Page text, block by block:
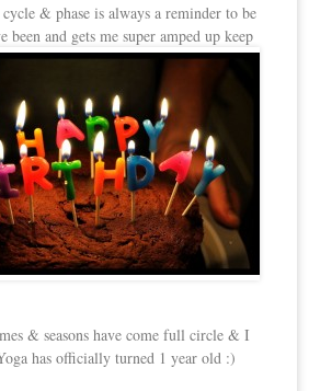
& phase is always a reminder to be
been and gets me super ampedup keep
& seasons have come full circle & I
has officially turned 1 year old :)